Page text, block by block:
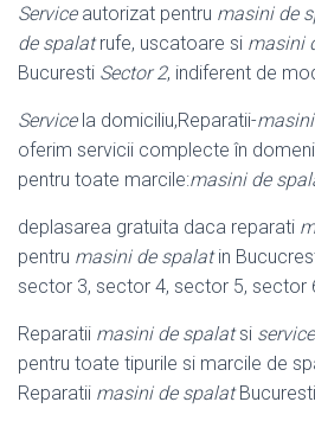
Serviceautorizat pentru masini de
de spalatrufe, uscatoare si masini
Bucuresti Sector 2, indiferent de
Servicela domiciliu,Reparatii-
oferim servicii complecte în
pentru toate marcile:masini de
deplasarea gratuita daca reparati
pentru masini de spalatin
sector 3, sector 4, sector 5, sector
Reparatii masini de spalatsi
pentru toate tipurile si marcile de
Reparatii masini de spalatBucuresti